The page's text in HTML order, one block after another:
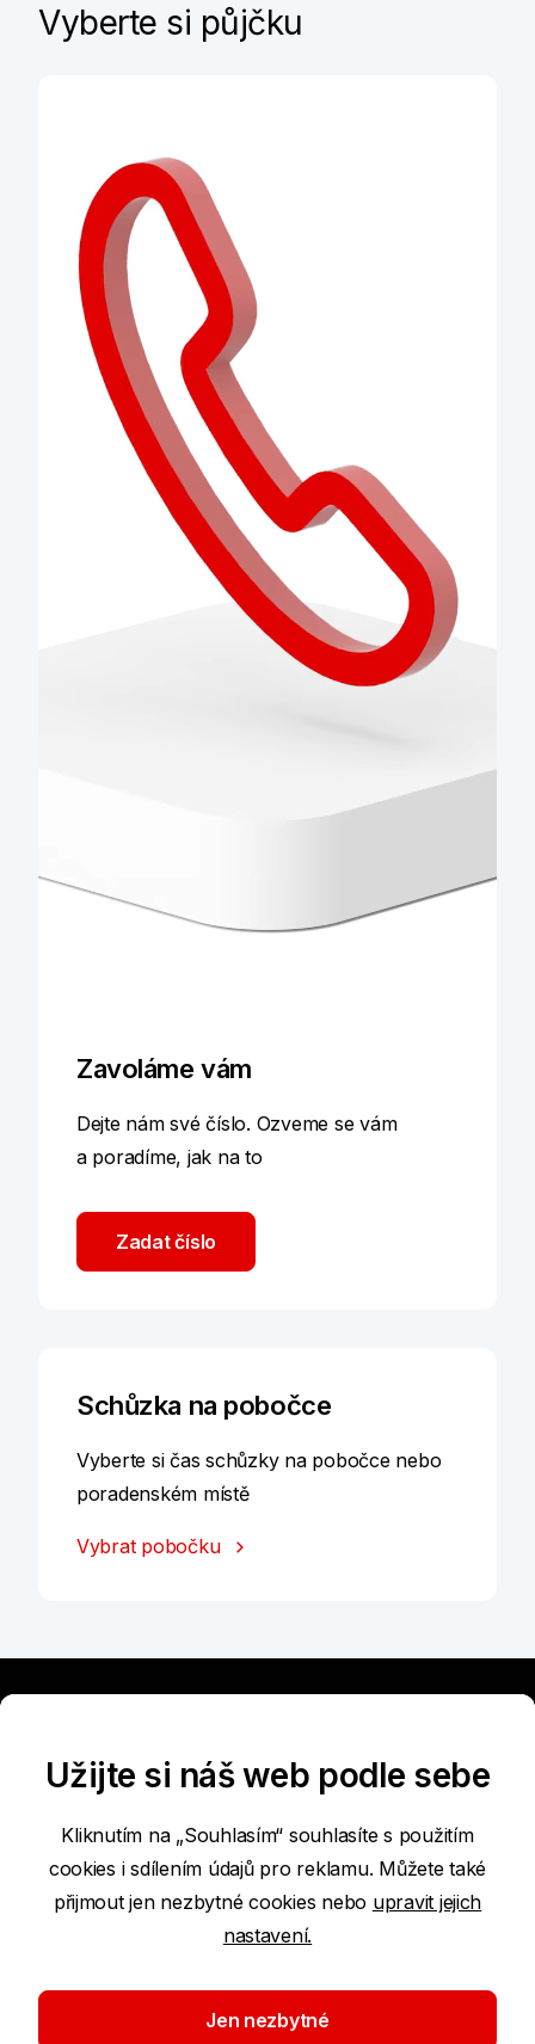
Vyberte si půjčku
Zavoláme vám
Dejte nám své číslo. Ozveme se vám
a poradíme, jak na to
Zadat číslo
Schůzka na pobočce
Vyberte si čas schůzky na pobočce nebo
poradenském místě
Vybrat pobočku
Nabídka
Nástroje a rady
Užijte si náš web podle sebe
Kliknutím na „Souhlasím“ souhlasíte s použitím
cookies i sdílením údajů pro reklamu. Můžete také
přijmout jen nezbytné cookies nebo upravit jejich
nastavení.
Jen nezbytné